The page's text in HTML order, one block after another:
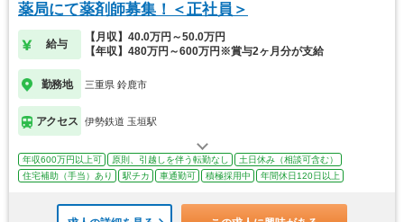
薬局にて薬剤師募集！＜正社員＞
給与
【月収】40.0万円～50.0万円
【年収】480万円～600万円※賞与2ヶ月分が支給
勤務地 三重県 鈴鹿市
アクセス 伊勢鉄道 玉垣駅
年収600万円以上可 原則、引越しを伴う転勤なし
土日休み（相談可含む）
住宅補助（手当）あり
駅チカ 車通勤可 積極採用中 年間休日120日以上